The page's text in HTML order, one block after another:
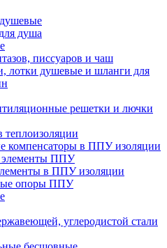
душа
писсуаров и чаш
лотки душевые и шланги для
решетки и лючки
теплоизоляции
компенсаторы в ППУ изоляции
элементы ППУ
в ППУ изоляции
опоры ППУ
углеродистой стали